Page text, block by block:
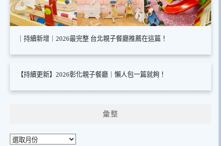
｜持續新增｜2026最完整 台北親子餐廳推薦在這篇！
【持續更新】2026彰化親子餐廳｜懶人包一篇就夠！
彙整
彙